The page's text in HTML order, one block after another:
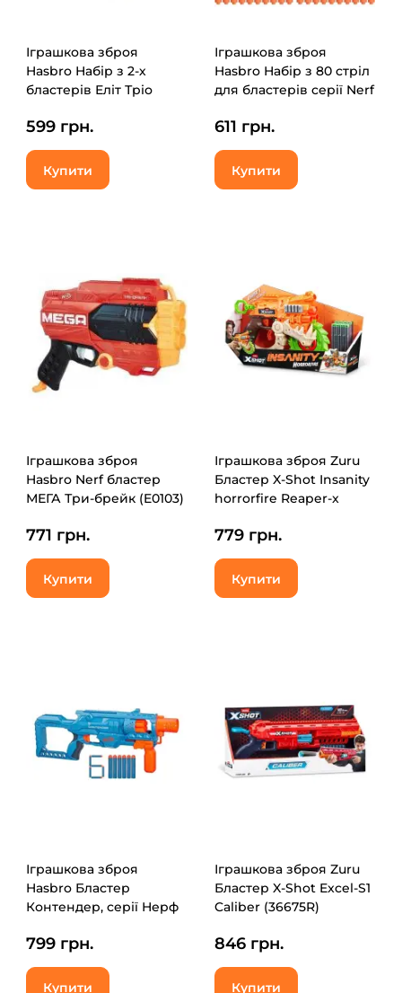
Іграшкова зброя
Hasbro Набір з 2-х
бластерів Еліт Тріо
599 грн.
Купити
Іграшкова зброя
Hasbro Набір з 80 стріл
для бластерів серії Nerf
611 грн.
Купити
Іграшкова зброя
Hasbro Nerf бластер
МЕГА Три-брейк (E0103)
771 грн.
Купити
Іграшкова зброя Zuru
Бластер X-Shot Insanity
horrorfire Reaper-x
779 грн.
Купити
Іграшкова зброя
Hasbro Бластер
Контендер, серії Нерф
799 грн.
Купити
Іграшкова зброя Zuru
Бластер X-Shot Excel-S1
Caliber (36675R)
846 грн.
Купити